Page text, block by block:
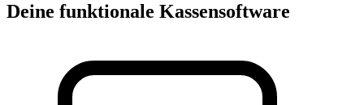
Deine funktionale Kassensoftware